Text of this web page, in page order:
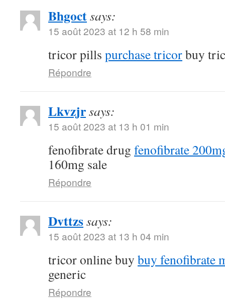
Bhgoctsays:
15 août 2023 at 12 h 58 min
tricor pills purchase tricorbuy
Répondre
Lkvzjrsays:
15 août 2023 at 13 h 01 min
fenofibrate drug fenofibrate
160mg sale
Répondre
Dvttzssays:
15 août 2023 at 13 h 04 min
tricor online buy buy fenofibrate
generic
Répondre